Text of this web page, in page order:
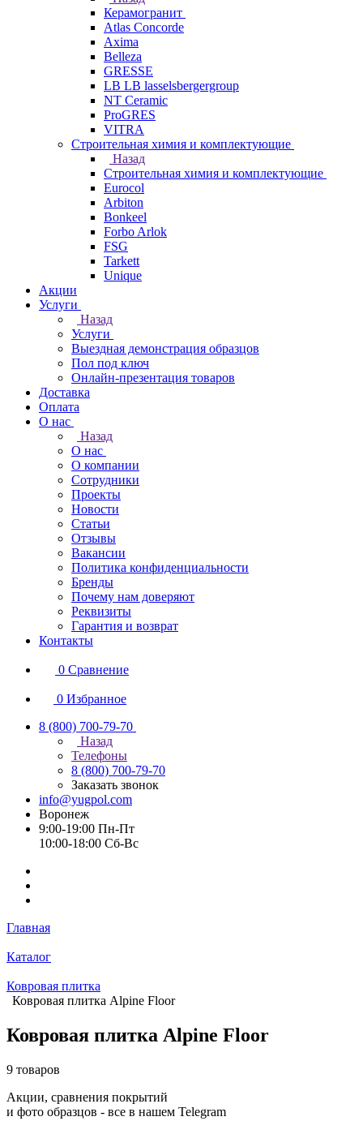
Керамогранит
Atlas Concorde
Axima
Belleza
GRESSE
LB LB lasselsbergergroup
NT Ceramic
ProGRES
VITRA
Строительная химия и комплектующие
Назад
Строительная химия и комплектующие
Eurocol
Arbiton
Bonkeel
Forbo Arlok
FSG
Tarkett
Unique
Акции
Услуги
Назад
Услуги
Выездная демонстрация образцов
Пол под ключ
Онлайн-презентация товаров
Доставка
Оплата
О нас
Назад
О нас
О компании
Сотрудники
Проекты
Новости
Статьи
Отзывы
Вакансии
Политика конфиденциальности
Бренды
Почему нам доверяют
Реквизиты
Гарантия и возврат
Контакты
0 Сравнение
0 Избранное
8 (800) 700-79-70
Назад
Телефоны
8 (800) 700-79-70
Заказать звонок
info@yugpol.com
Воронеж
9:00-19:00 Пн-Пт
10:00-18:00 Cб-Вс
Главная
Каталог
Ковровая плитка
Ковровая плитка Alpine Floor
Ковровая плитка Alpine Floor
9 товаров
Акции, сравнения покрытий
и фото образцов - все в нашем Telegram